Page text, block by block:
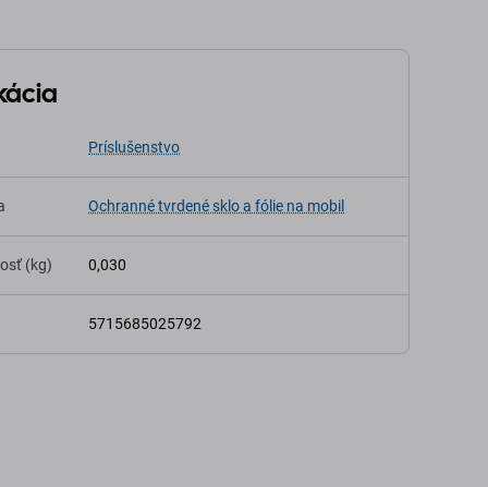
Príslušenstvo
Ochranné tvrdené sklo a fólie na mobil
(kg) 0,030
5715685025792